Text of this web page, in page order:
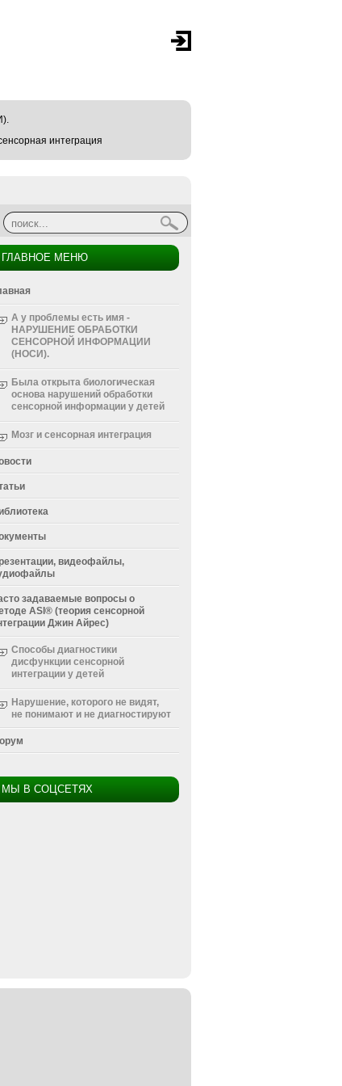
интеграция
Форма поиска
Найти
ГЛАВНОЕ МЕНЮ
А у проблемы есть имя -
НАРУШЕНИЕ ОБРАБОТКИ
СЕНСОРНОЙ ИНФОРМАЦИИ
(НОСИ).
Была открыта биологическая
основа нарушений обработки
сенсорной информации у детей
Мозг и сенсорная интеграция
видеофайлы,
задаваемые вопросы о
ASI® (теория сенсорной
Джин Айрес)
Способы диагностики
дисфункции сенсорной
интеграции у детей
Нарушение, которого не видят,
не понимают и не диагностируют
МЫ В СОЦСЕТЯХ